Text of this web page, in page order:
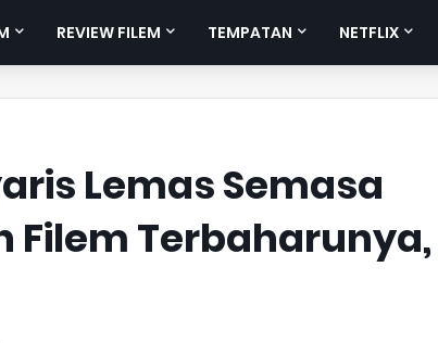
REVIEW FILEM TEMPATAN NETFLIX
Lemas Semasa
Filem Terbaharunya,